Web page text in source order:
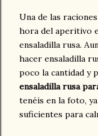
Una de las
hora del aperitivo
ensaladilla rusa.
hacer ensaladilla
poco la cantidad y
ensaladilla rusa
tenéis en la foto,
suficientes para